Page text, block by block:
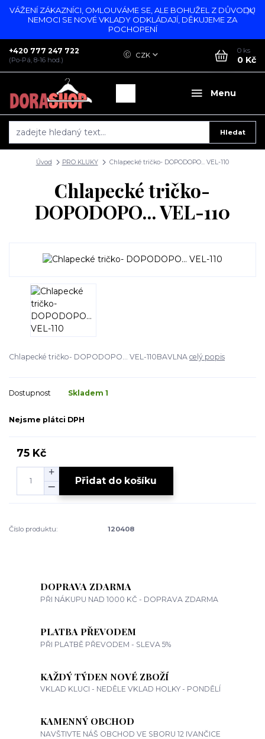
VÁŽENÍ ZÁKAZNÍCI, OMLOUVÁME SE, ALE BOHUŽEL Z DŮVODU
NEMOCI SE NOVÉ VKLADY ODKLÁDAJÍ, DĚKUJEME ZA
POCHOPENÍ
Menu
CZK
Hledat
+420 777 247 722
(Po-Pá, 8-16 hod.)
0 ks
0 Kč
Úvod PRO KLUKY Chlapecké tričko- DOPODOPO... VEL-110
Chlapecké tričko-
DOPODOPO... VEL-110
Chlapecké tričko- DOPODOPO... VEL-110BAVLNA celý popis
Dostupnost Skladem 1
Nejsme plátci DPH
75 Kč
Přidat do košíku
Číslo produktu: 120408
DOPRAVA ZDARMA
PŘI NÁKUPU NAD 1000 KČ - DOPRAVA ZDARMA
PLATBA PŘEVODEM
PŘI PLATBĚ PŘEVODEM - SLEVA 5%
KAŽDÝ TÝDEN NOVÉ ZBOŽÍ
VKLAD KLUCI - NEDĚLE VKLAD HOLKY - PONDĚLÍ
KAMENNÝ OBCHOD
NAVŠTIVTE NÁŠ OBCHOD VE SBORU 12 IVANČICE